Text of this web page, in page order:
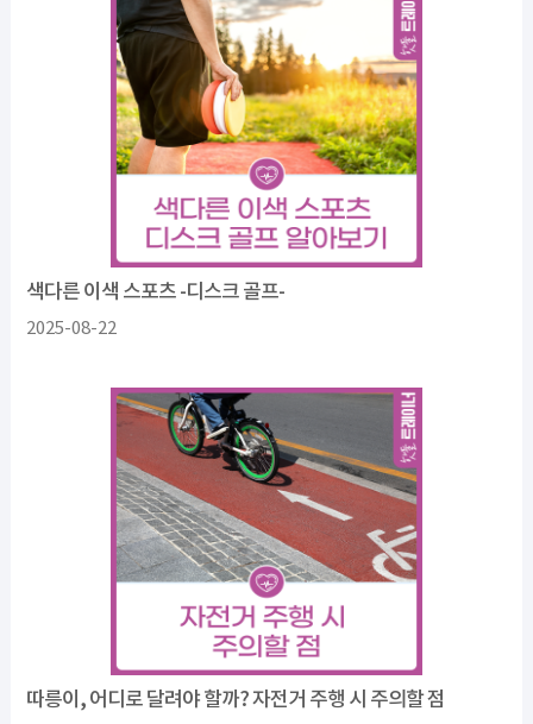
색다른 이색 스포츠 -디스크 골프-
2025-08-22
따릉이, 어디로 달려야 할까? 자전거 주행 시 주의할 점